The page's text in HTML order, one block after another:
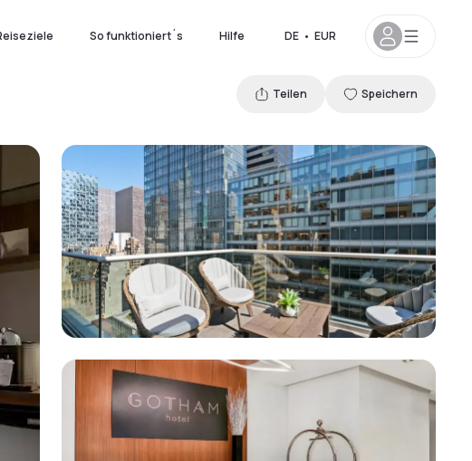
So funktioniert´s Hilfe DE • EUR
Teilen Speichern